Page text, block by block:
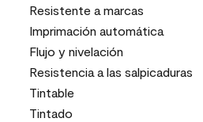
Resistente a marcas
Imprimación automática
Flujo y nivelación
Resistencia a las salpicaduras
Tintable
Tintado